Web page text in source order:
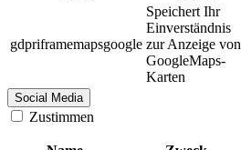
gdpriframemapsgoogle
Speichert Ihr
Einverständnis
zur Anzeige von
GoogleMaps-
Karten
Social Media
Zustimmen